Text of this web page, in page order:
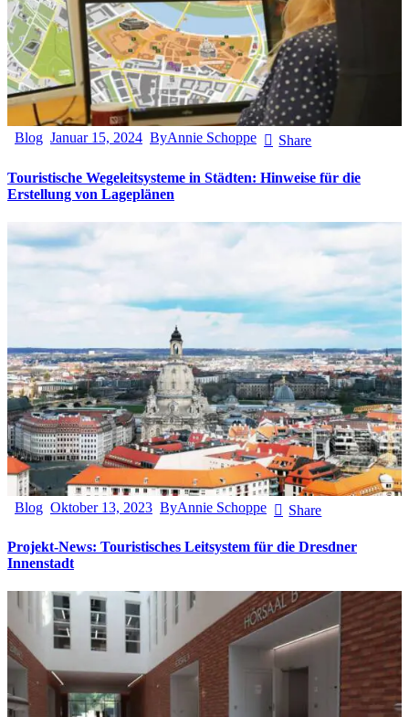
Blog Januar 15, 2024 ByAnnie Schoppe Share
Touristische Wegeleitsysteme in Städten: Hinweise für die
Erstellung von Lageplänen
Blog Oktober 13, 2023 ByAnnie Schoppe Share
Projekt-News: Touristisches Leitsystem für die Dresdner
Innenstadt